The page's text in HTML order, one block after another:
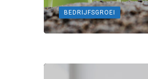
BEDRIJFSGROEI